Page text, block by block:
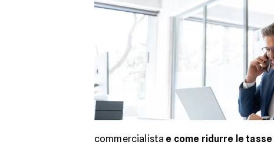
commercialista e come ridurre le tasse